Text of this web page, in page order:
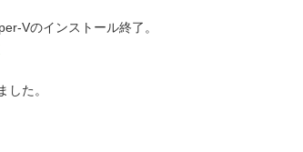
Vのインストール終了。
た。